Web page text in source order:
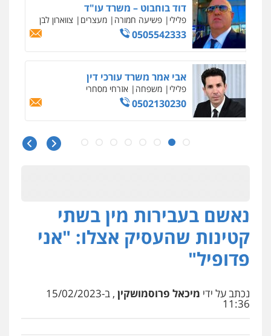
דוד בוחבוט – משרד עו"ד
פלילי פשיעה חמורה מעצרים צווארון לבן
0505542333
אבי אמר משרד עורכי דין
פלילי משפחה אזרחי מסחרי
0502130230
עו"ד בן ממן
סייבר
חליל ביאדי – משרד עורכי דין
פלילי דיני תעבורה מעצרים וחקירות
פשיעה חמורה אסירים
0509636895
פלילי פשיעה חמורה ארגוני פשע עבירות
המתה עבירות מין
נאשם בעבירות מין בשתי
קטינות שהעסיק אצלו: "אני
פדופיל"
נכתב על ידי מיכאל פרוסמושקין , ב-15/02/2023
11:36